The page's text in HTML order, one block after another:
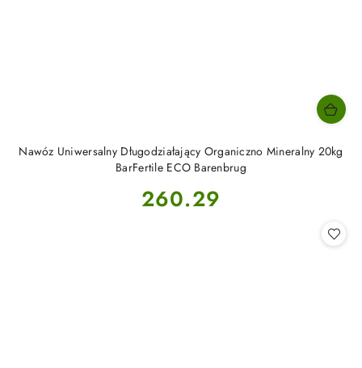
Nawóz Uniwersalny Długodziałający Organiczno Mineralny 20kg
BarFertile ECO Barenbrug
Cena:
260.29